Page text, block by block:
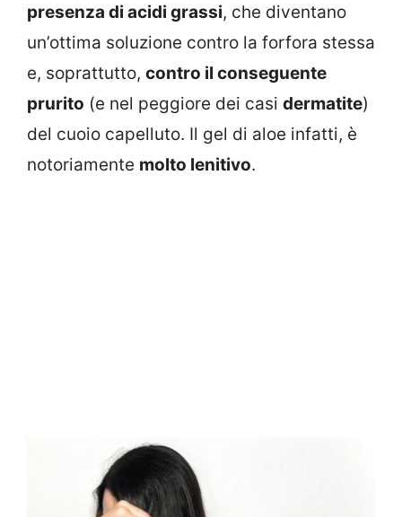
presenza di acidi grassi, che diventano
un’ottima soluzione contro la forfora stessa
e, soprattutto, contro il conseguente
prurito (e nel peggiore dei casi dermatite)
del cuoio capelluto. Il gel di aloe infatti, è
notoriamente molto lenitivo.